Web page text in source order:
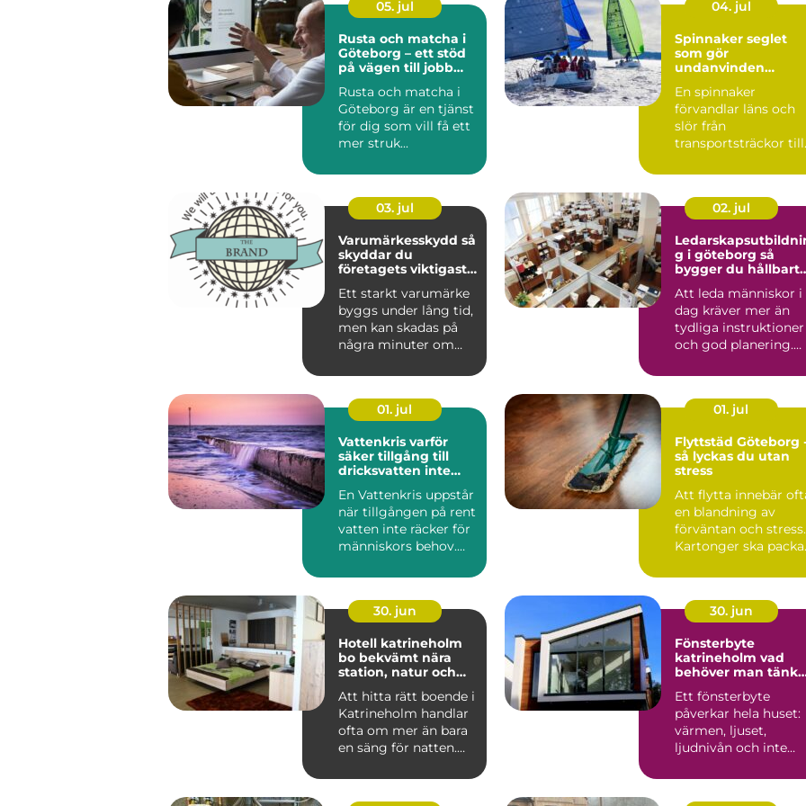
05. jul
Rusta och matcha i
Göteborg – ett stöd
på vägen till jobb
Rusta och matcha i
Göteborg är en tjänst
för dig som vill få ett
mer struk...
04. jul
Spinnaker seglet
som gör
undanvinden
En spinnaker
förvandlar läns och
slör från
transportsträckor till
höjdpunkter. När
seglet...
03. jul
Varumärkesskydd så
skyddar du
företagets viktigaste
Ett starkt varumärke
byggs under lång tid,
men kan skadas på
några minuter om
anv...
02. jul
g i göteborg så
bygger du hållbart
ledarskap
Att leda människor i
dag kräver mer än
tydliga instruktioner
och god planering.
01. jul
Vattenkris varför
säker tillgång till
dricksvatten inte
given
En Vattenkris uppstår
när tillgången på rent
vatten inte räcker för
människors behov.
01. jul
Flyttstäd Göteborg
så lyckas du utan
stress
Att flytta innebär
en blandning av
förväntan och stress.
Kartonger ska
30. jun
Hotell katrineholm
bo bekvämt nära
station, natur och
Att hitta rätt boende i
Katrineholm handlar
ofta om mer än bara
en säng för natten.
30. jun
Fönsterbyte
katrineholm vad
behöver man tänka
Ett fönsterbyte
påverkar hela huset:
värmen, ljuset,
ljudnivån och inte
man kommer...